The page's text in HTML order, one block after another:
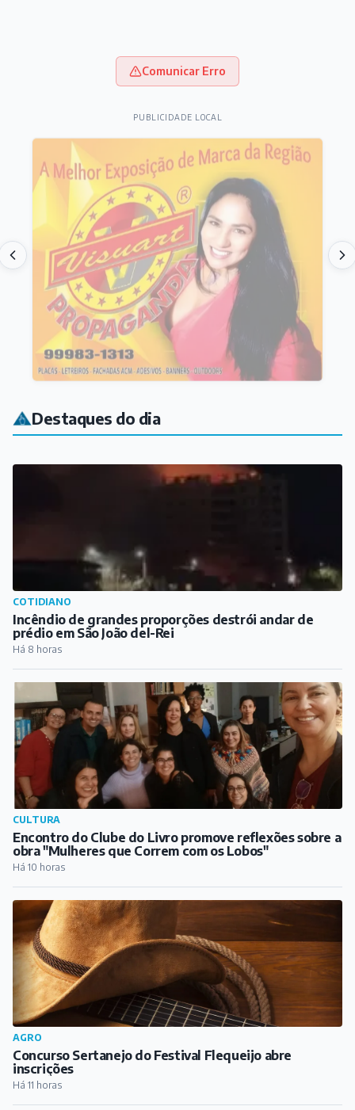
Comunicar Erro
PUBLICIDADE LOCAL
Destaques do dia
COTIDIANO
Incêndio de grandes proporções destrói andar de
prédio em São João del-Rei
Há 8 horas
CULTURA
Encontro do Clube do Livro promove reflexões sobre a
obra "Mulheres que Correm com os Lobos"
Há 10 horas
AGRO
Concurso Sertanejo do Festival Flequeijo abre
inscrições
Há 11 horas